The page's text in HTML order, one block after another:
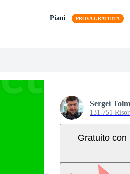
Piani
Sergei
131.751
Gratuito con